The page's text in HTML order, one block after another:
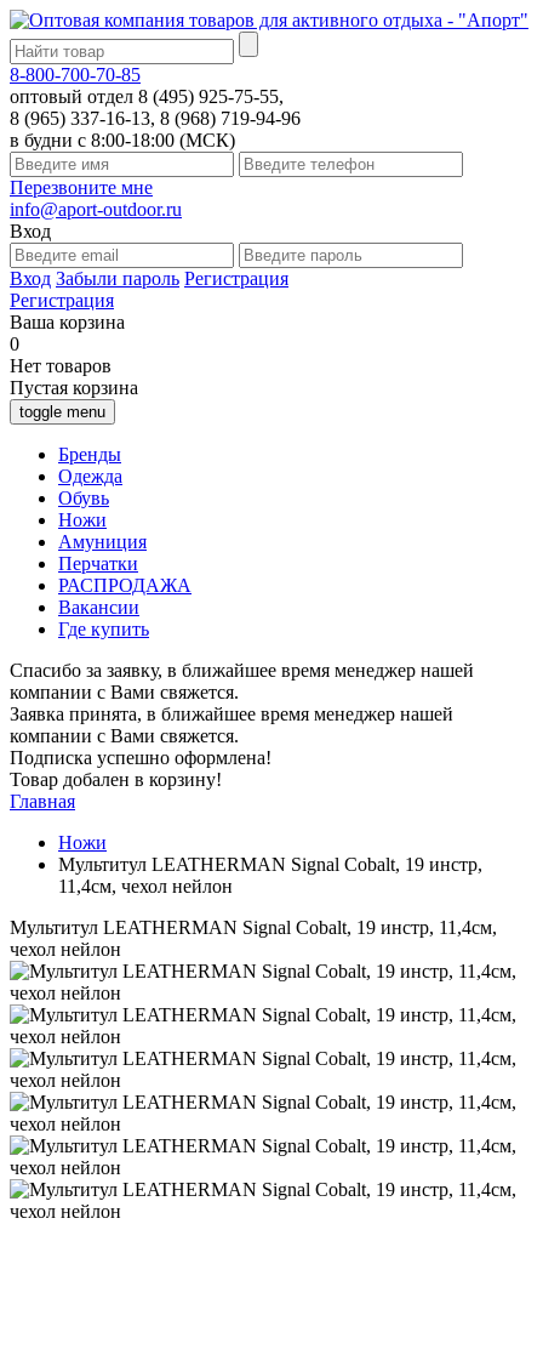
8-800-700-70-85
оптовый отдел 8 (495) 925-75-55,
8 (965) 337-16-13, 8 (968) 719-94-96
в будни с 8:00-18:00 (МСК)
Перезвоните мне
info@aport-outdoor.ru
Вход
Вход Забыли пароль Регистрация
Регистрация
Ваша корзина
0
Нет товаров
Пустая корзина
toggle menu
Бренды
Одежда
Обувь
Ножи
Амуниция
Перчатки
РАСПРОДАЖА
Вакансии
Где купить
Спасибо за заявку, в ближайшее время менеджер нашей
компании с Вами свяжется.
Заявка принята, в ближайшее время менеджер нашей
компании с Вами свяжется.
Подписка успешно оформлена!
Товар добален в корзину!
Главная
Ножи
Мультитул LEATHERMAN Signal Cobalt, 19 инстр,
11,4см, чехол нейлон
Мультитул LEATHERMAN Signal Cobalt, 19 инстр, 11,4см,
чехол нейлон